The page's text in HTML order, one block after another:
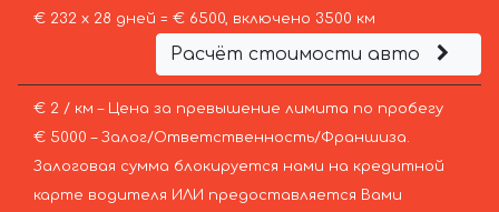
€ 232 х 28 дней = € 6500, включено 3500 км
Расчёт стоимости авто
€ 2 / км – Цена за превышение лимита по пробегу
€ 5000 – Залог/Ответственность/Франшиза.
Залоговая сумма блокируется нами на кредитной
карте водителя ИЛИ предоставляется Вами